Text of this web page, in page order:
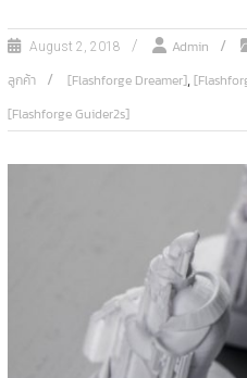
August 2, 2018 Admin
ลูกค้า [Flashforge Dreamer],
[Flashforge Guider2s]